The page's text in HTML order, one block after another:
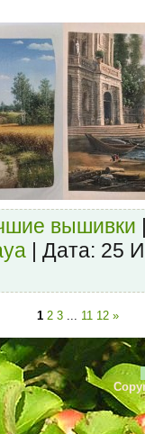
вышивки
| Дата: 25
1 2 3 ... 11 12 »